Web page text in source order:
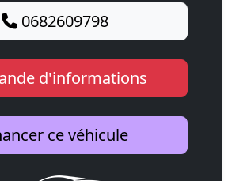
0682609798
d'informations
ce véhicule